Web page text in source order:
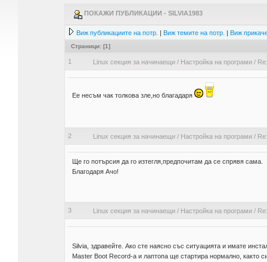
ПОКАЖИ ПУБЛИКАЦИИ - SILVIA1983
Виж публикациите на потр. | Виж темите на потр. | Виж
Страници: [1]
1 Linux секция за начинаещи/ Настройка на програми/
Ее несъм чак толкова зле,но благадаря
2 Linux секция за начинаещи/ Настройка на програми/
Ще го потърсия да го изтегля,предпочитам да се спрявя сама.
Благодаря Ачо!
3 Linux секция за начинаещи/ Настройка на програми/
Silvia, здравейте. Ако сте наясно със ситуацията и имате
Master Boot Record-а и лаптопа ще стартира нормално, както